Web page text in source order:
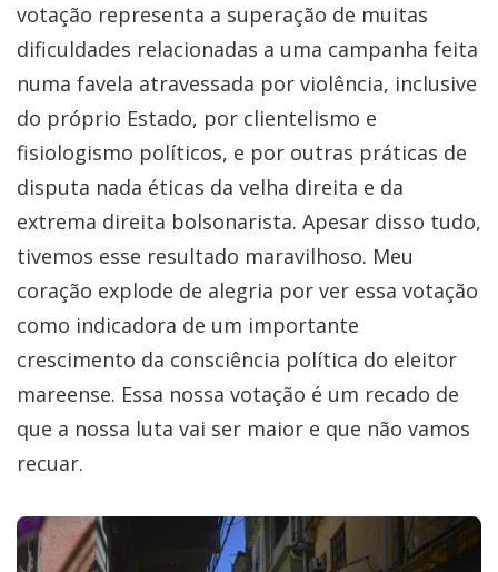
votação representa a superação de muitas
dificuldades relacionadas a uma campanha feita
numa favela atravessada por violência, inclusive
do próprio Estado, por clientelismo e
fisiologismo políticos, e por outras práticas de
disputa nada éticas da velha direita e da
extrema direita bolsonarista. Apesar disso tudo,
tivemos esse resultado maravilhoso. Meu
coração explode de alegria por ver essa votação
como indicadora de um importante
crescimento da consciência política do eleitor
mareense. Essa nossa votação é um recado de
que a nossa luta vai ser maior e que não vamos
recuar.